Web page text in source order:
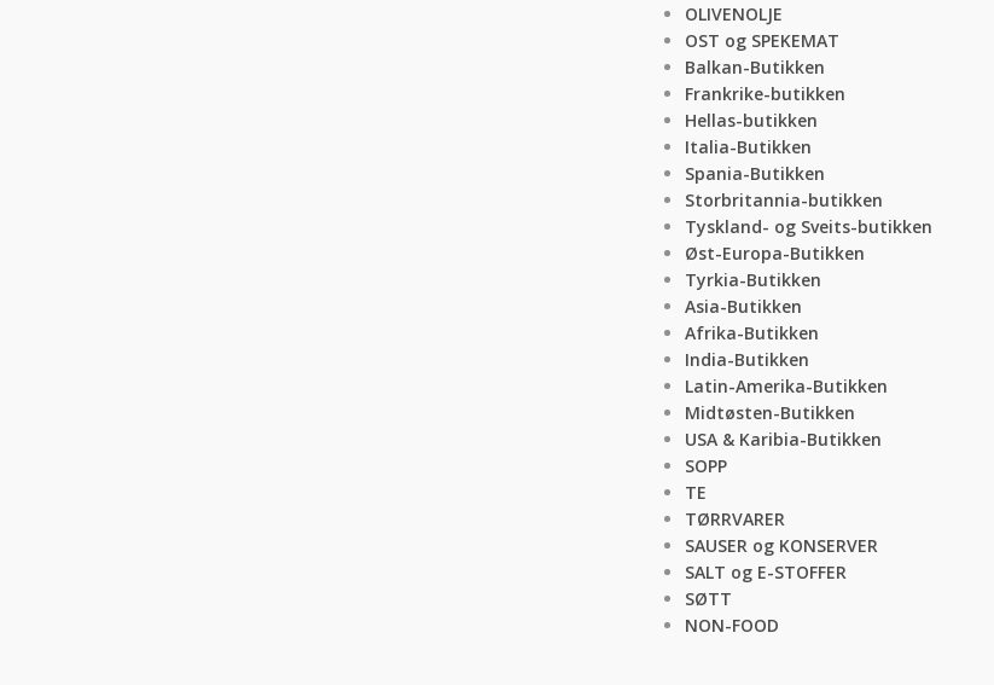
OLIVENOLJE
OST og SPEKEMAT
Balkan-Butikken
Frankrike-butikken
Hellas-butikken
Italia-Butikken
Spania-Butikken
Storbritannia-butikken
Tyskland- og Sveits-butikken
Øst-Europa-Butikken
Tyrkia-Butikken
Asia-Butikken
Afrika-Butikken
India-Butikken
Latin-Amerika-Butikken
Midtøsten-Butikken
USA & Karibia-Butikken
SOPP
TE
TØRRVARER
SAUSER og KONSERVER
SALT og E-STOFFER
SØTT
NON-FOOD